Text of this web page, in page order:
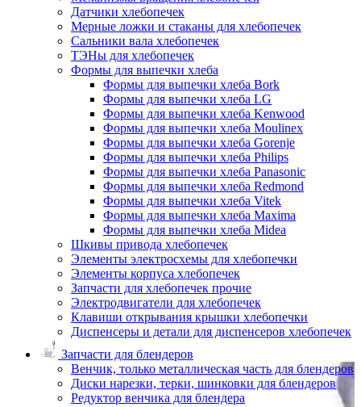
Датчики хлебопечек
Мерные ложки и стаканы для хлебопечек
Сальники вала хлебопечек
ТЭНы для хлебопечек
Формы для выпечки хлеба
Формы для выпечки хлеба Bork
Формы для выпечки хлеба LG
Формы для выпечки хлеба Kenwood
Формы для выпечки хлеба Moulinex
Формы для выпечки хлеба Gorenje
Формы для выпечки хлеба Philips
Формы для выпечки хлеба Panasonic
Формы для выпечки хлеба Redmond
Формы для выпечки хлеба Vitek
Формы для выпечки хлеба Maxima
Формы для выпечки хлеба Midea
Шкивы привода хлебопечек
Элементы электросхемы для хлебопечки
Элементы корпуса хлебопечек
Запчасти для хлебопечек прочие
Электродвигатели для хлебопечек
Клавиши открывания крышки хлебопечки
Диспенсеры и детали для диспенсеров хлебопечек
Запчасти для блендеров
Венчик, только металлическая часть для блендеров
Диски нарезки, терки, шинковки для блендеров
Редуктор венчика для блендера